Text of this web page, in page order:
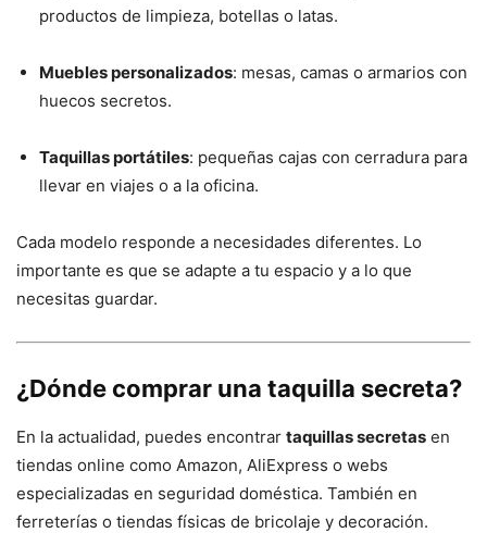
productos de limpieza, botellas o latas.
Muebles personalizados: mesas, camas o armarios con
huecos secretos.
Taquillas portátiles: pequeñas cajas con cerradura para
llevar en viajes o a la oficina.
Cada modelo responde a necesidades diferentes. Lo
importante es que se adapte a tu espacio y a lo que
necesitas guardar.
¿Dónde comprar una taquilla secreta?
En la actualidad, puedes encontrar taquillas secretas en
tiendas online como Amazon, AliExpress o webs
especializadas en seguridad doméstica. También en
ferreterías o tiendas físicas de bricolaje y decoración.